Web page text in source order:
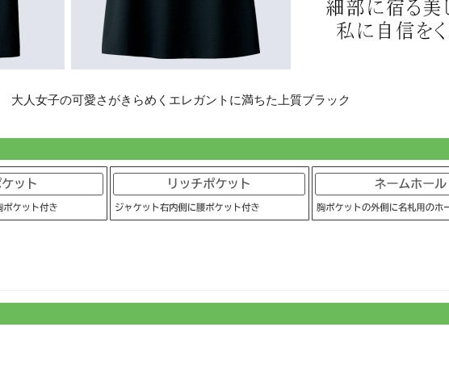
大人女子の可愛さがきらめくエレガントに満ちた上質ブラック